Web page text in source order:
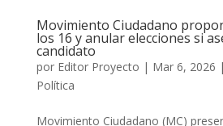
Movimiento Ciudadano
los 16 y anular elecciones si
candidato
por Editor Proyecto | Mar 6, 2026 |
Política
Movimiento Ciudadano (MC)